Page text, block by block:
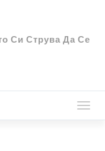
Си Струва Да Се